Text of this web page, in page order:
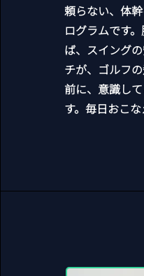
頼らない、体
ログラムです
ば、スイング
チが、ゴルフ
前に、意識し
す。毎日おこ